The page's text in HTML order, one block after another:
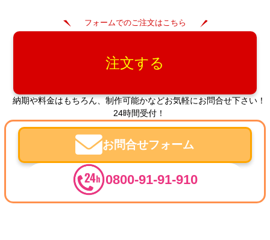
フォームでのご注文はこちら
注文する
納期や料金はもちろん、制作可能かなどお気軽にお問合せ下さい！
24時間受付！
お問合せフォーム
0800-91-91-910